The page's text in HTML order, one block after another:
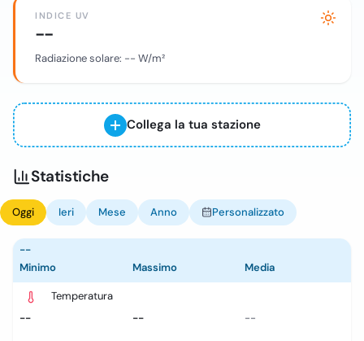
INDICE UV
--
Radiazione solare: -- W/m²
Collega la tua stazione
Statistiche
Oggi Ieri Mese Anno Personalizzato
--
Minimo
Massimo Media
Temperatura
--
-- --